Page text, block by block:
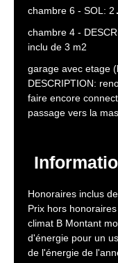
chambre 6 - SOL: 2
chambre 4 -
inclu de 3 m2
garage avec etage
DESCRIPTION:
faire encore
passage vers la
Honoraires inclus
Prix hors
climat B Montant
d'énergie pour un
de l'énergie de